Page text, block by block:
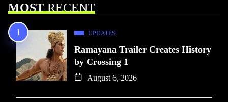
MOSTRECENT
UPDATES
Ramayana Trailer Creates History
by Crossing 1
August 6, 2026